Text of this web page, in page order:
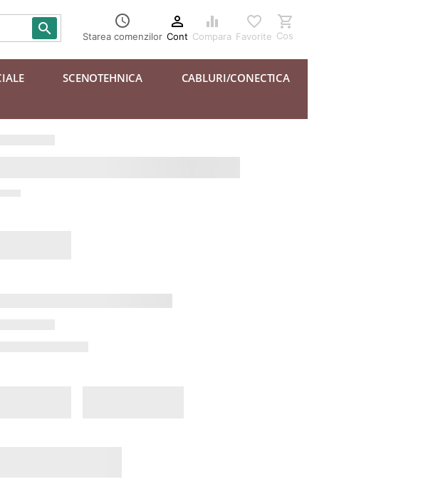
 
Starea comenzilor

Cont

Compara

Favorite

Cos
SCENOTEHNICA
CABLURI/CONECTICA